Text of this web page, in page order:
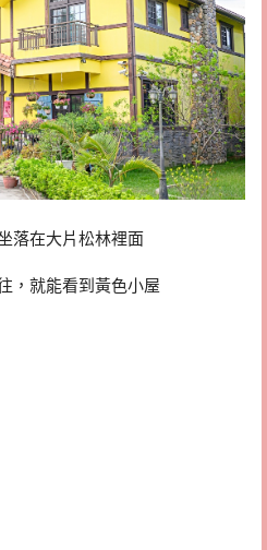
落在大片松林裡面
，就能看到黃色小屋